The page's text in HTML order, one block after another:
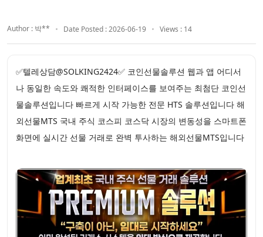
Author : 박** Date Posted : 2026-06-19 Views : 14
✅텔레상담@SOLKING2424✅ 코인선물솔루션 웹과 앱 어디서
나 동일한 속도와 쾌적한 인터페이스를 보여주는 최첨단 코인선
물솔루션입니다 빠르게 시작 가능한 전문 HTS 솔루션입니다 해
외선물MTS 국내 주식 코스피 코스닥 시장의 변동성을 스마트폰
화면에 실시간 선물 거래로 완벽 투사하는 해외선물MTS입니다